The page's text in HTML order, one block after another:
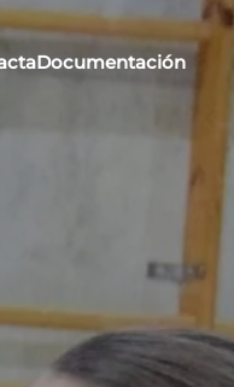
Documentación